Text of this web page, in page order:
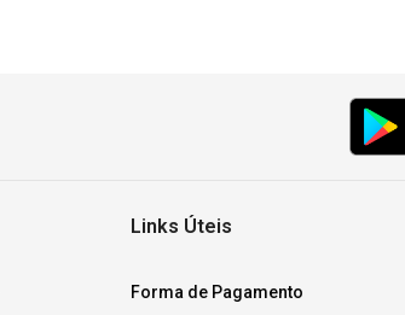
Links Úteis
Forma de Pagamento